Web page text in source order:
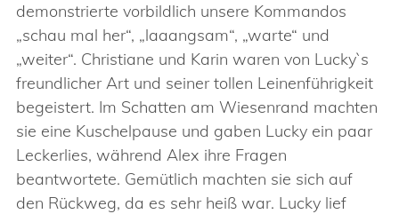
demonstrierte vorbildlich unsere Kommandos
„schau mal her“, „laaangsam“, „warte“ und
„weiter“. Christiane und Karin waren von Lucky`s
freundlicher Art und seiner tollen Leinenführigkeit
begeistert. Im Schatten am Wiesenrand machten
sie eine Kuschelpause und gaben Lucky ein paar
Leckerlies, während Alex ihre Fragen
beantwortete. Gemütlich machten sie sich auf
den Rückweg, da es sehr heiß war. Lucky lief